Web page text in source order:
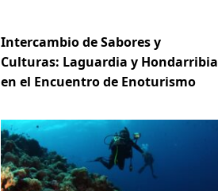
Intercambio de Sabores y
Culturas: Laguardia y Hondarribia
en el Encuentro de Enoturismo